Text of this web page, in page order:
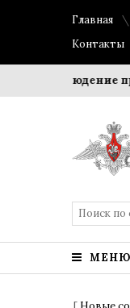
Главная
Контакты
Соблюдение
МЕНЮ